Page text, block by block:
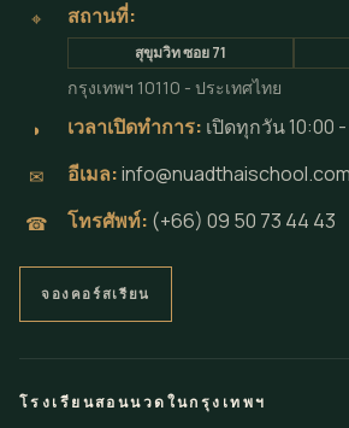
⌖ สถานที่:
สุขุมวิท ซอย 71
กรุงเทพฯ 10110 - ประเทศไทย
◗ เวลาเปิดทำการ: เปิดทุกวัน 10:00
✉ อีเมล:info@nuadthaischool.com
☎ โทรศัพท์: (+66) 09 50 73 44 43
จองคอร์สเรียน
โรงเรียนสอนนวดในกรุงเทพฯ